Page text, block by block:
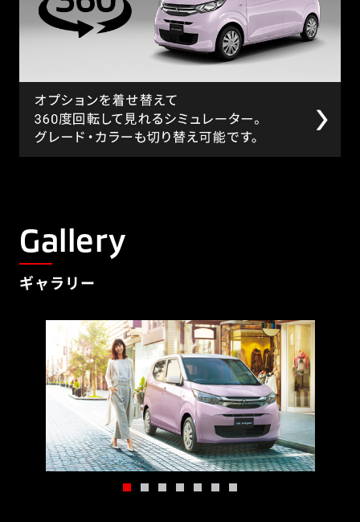
Gallery
ギャラリー